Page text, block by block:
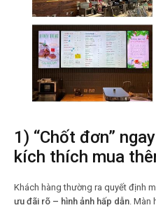
1) “Chốt đơn”
kích thích mua
Khách hàng thường ra quyết định
ưu đãi rõ – hình ảnh hấp dẫn .